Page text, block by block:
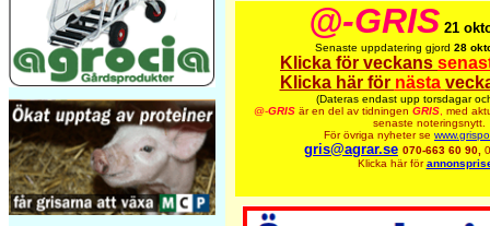
@-GRIS 21
Senaste uppdatering gjord 28
Klicka för veckans
Klicka här för nästa
(Dateras endast upp torsdagar
@-GRIS är en del av tidningen GRIS, med
senaste noteringsnytt.
För övriga nyheter se
gris@agrar.se 070-663 60 90,
Klicka här för